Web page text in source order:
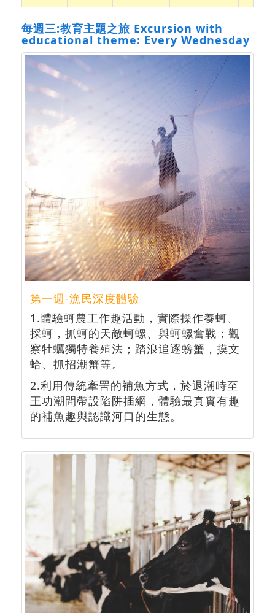
每週三:教育主題之旅 Excursion with
educational theme: Every Wednesday
第一週-漁民深度體驗
1.體驗蚵農工作趣活動，實際操作養蚵、
採蚵，抓蚵的天敵蚵螺、與蚵螺奮戰；觀
察牡蠣獨特養殖法；踏浪追逐螃蟹，摸文
蛤、抓招潮蟹等。
2.利用傳統牽罟的補魚方式，於退潮時至
王功潮間帶設陷阱插網，體驗最真實有趣
的補魚趣與認識河口的生態。